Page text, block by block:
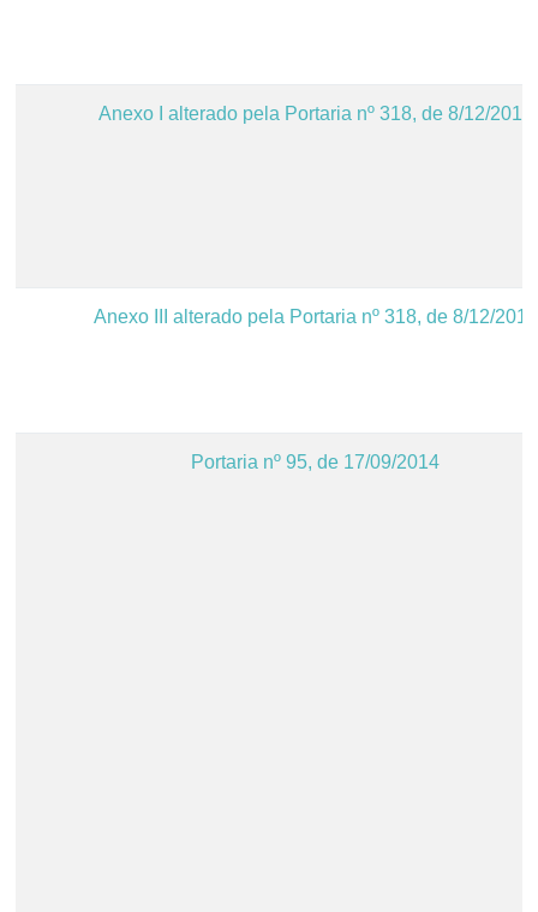
Anexo I alterado pela Portaria nº 318, de 8/12/2016
Anexo III alterado pela Portaria nº 318, de 8/12/2016
Portaria nº 95, de 17/09/2014